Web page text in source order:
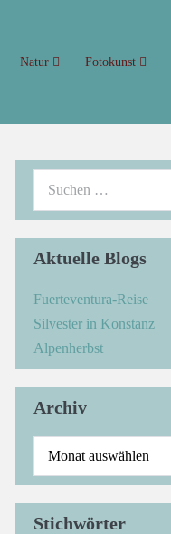
Natur Fotokunst
Aktuelle Blogs
Fuerteventura-Reise
Silvester in Konstanz
Alpenherbst
Archiv
Stichwörter